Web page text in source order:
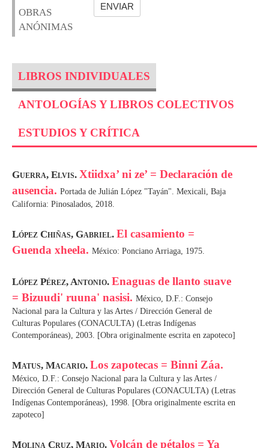
OBRAS
ANÓNIMAS
LIBROS INDIVIDUALES
ANTOLOGÍAS Y LIBROS COLECTIVOS
ESTUDIOS Y CRÍTICA
Guerra, Elvis. Xtiidxa’ ni ze’ = Declaración de
ausencia. Portada de Julián López "Tayán". Mexicali, Baja
California: Pinosalados, 2018.
López Chiñas, Gabriel. El casamiento =
Guenda xheela. México: Ponciano Arriaga, 1975.
López Pérez, Antonio. Enaguas de llanto suave
= Bizuudi' ruuna' nasisi. México, D.F.: Consejo
Nacional para la Cultura y las Artes / Dirección General de
Culturas Populares (CONACULTA) (Letras Indígenas
Contemporáneas), 2003. [Obra originalmente escrita en zapoteco]
Matus, Macario. Los zapotecas = Binni Záa.
México, D.F.: Consejo Nacional para la Cultura y las Artes /
Dirección General de Culturas Populares (CONACULTA) (Letras
Indígenas Contemporáneas), 1998. [Obra originalmente escrita en
zapoteco]
Molina Cruz, Mario. Volcán de pétalos = Ya